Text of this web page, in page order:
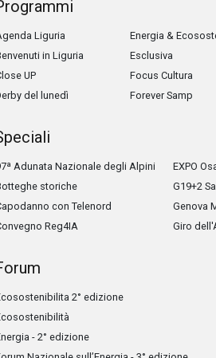
Liguria
in Liguria
UP
del lunedì
Energia &
Esclusiva
Focus Cultura
Forever Samp
Adunata Nazionale degli Alpini
storiche
con Telenord
Reg4IA
EXPO
G19+2
Genova
Giro
2° edizione
- 2° edizione